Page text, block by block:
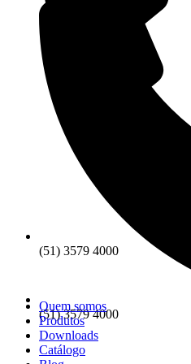
(51) 3579 4000
(51) 3579 4000
Quem somos
Produtos
Downloads
Catálogo